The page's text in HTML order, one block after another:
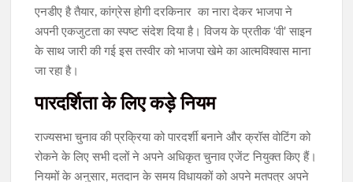
एनडीए है तैयार, कांग्रेस होगी दरकिनार का नारा देकर भाजपा ने
अपनी एकजुटता का स्पष्ट संदेश दिया है। विजय के प्रतीक ‘वी’ साइन
के साथ जारी की गई इस तस्वीर को भाजपा खेमे का आत्मविश्वास माना
जा रहा है।
पारदर्शिता के लिए कड़े नियम
राज्यसभा चुनाव की प्रक्रिया को पारदर्शी बनाने और क्रॉस वोटिंग को
रोकने के लिए सभी दलों ने अपने अधिकृत चुनाव एजेंट नियुक्त किए हैं।
नियमों के अनुसार, मतदान के समय विधायकों को अपने मतपत्र अपने